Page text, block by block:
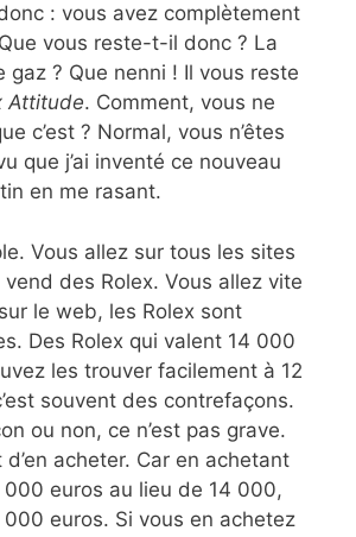
: vous avez complètement
vous reste-t-il donc ? La
gaz ? Que nenni ! Il vous reste
Attitude. Comment, vous ne
c’est ? Normal, vous n’êtes
que j’ai inventé ce nouveau
en me rasant.
Vous allez sur tous les sites
vend des Rolex. Vous allez vite
le web, les Rolex sont
Des Rolex qui valent 14 000
les trouver facilement à 12
souvent des contrefaçons.
ou non, ce n’est pas grave.
d’en acheter. Car en achetant
000 euros au lieu de 14 000,
euros. Si vous en achetez